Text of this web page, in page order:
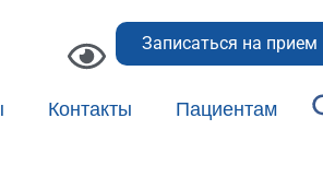
Записаться на прием
Контакты Пациентам